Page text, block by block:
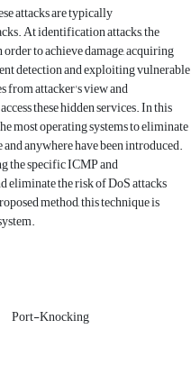
attacks are typically
At identification attacks, the
to achieve damage, acquiring
detection and exploiting vulnerable
from attacker's view and
these hidden services. In this
most operating systems to eliminate
anywhere have been introduced.
the specific ICMP and
eliminate the risk of DoS attacks
method, this technique is
Port-Knocking